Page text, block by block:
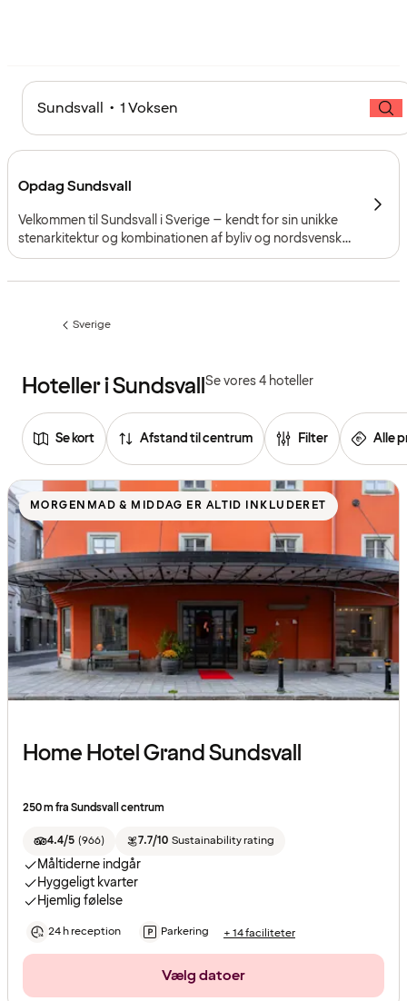
Sundsvall • 1 Voksen
Opdag Sundsvall
Velkommen til Sundsvall i Sverige – kendt for sin unikke
stenarkitektur og kombinationen af byliv og nordsvensk
natur. Her mødes charmerende stenhuse fra slutningen af
Forrige
Sverige
Hoteller i SundsvallSe vores 4 hoteller
Se kort Afstand til centrum Filter Alle
Se
listen
over
hoteller
MORGENMAD & MIDDAG ER ALTID INKLUDERET
Home Hotel Grand Sundsvall
250 m fra Sundsvall centrum
4.4/5 (966) 7.7/10 Sustainability rating
Måltiderne indgår
Hyggeligt kvarter
Hjemlig følelse
24 h reception Parkering + 14 faciliteter
Vælg datoer